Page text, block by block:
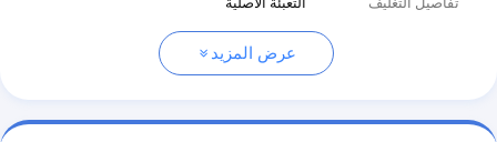
عرض المزيد